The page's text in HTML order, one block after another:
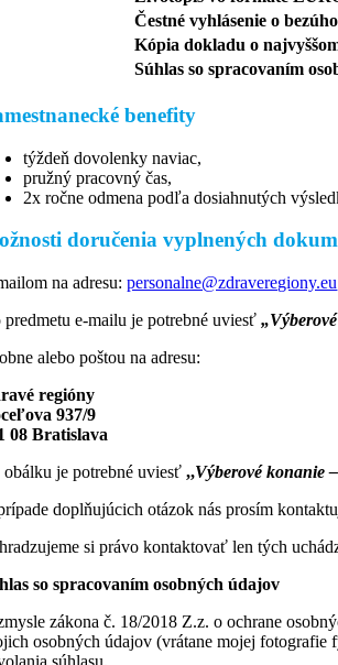
Čestné vyhlásenie o
Kópia dokladu o
Súhlas so spracovaním
benefity
týždeň dovolenky naviac,
pružný pracovný čas,
2x ročne odmena podľa dosiahnutých
doručenia vyplnených
na adresu:personalne@zdraveregiony.eu
predmetu e-mailu je potrebné uviesť„
alebo poštou na adresu:
regióny
937/9
08 Bratislava
obálku je potrebné uviesť,,Výberové konanie
doplňujúcich otázok nás prosím
si právo kontaktovať len tých
so spracovaním osobných údajov
zákona č. 18/2018 Z.z. o ochrane
osobných údajov (vrátane mojej fotografie